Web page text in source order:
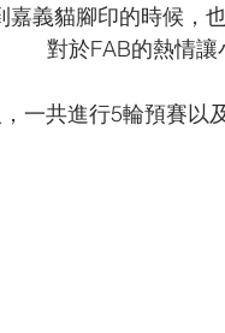
嘉義貓腳印的時候，
對於FAB的熱情
一共進行5輪預賽以